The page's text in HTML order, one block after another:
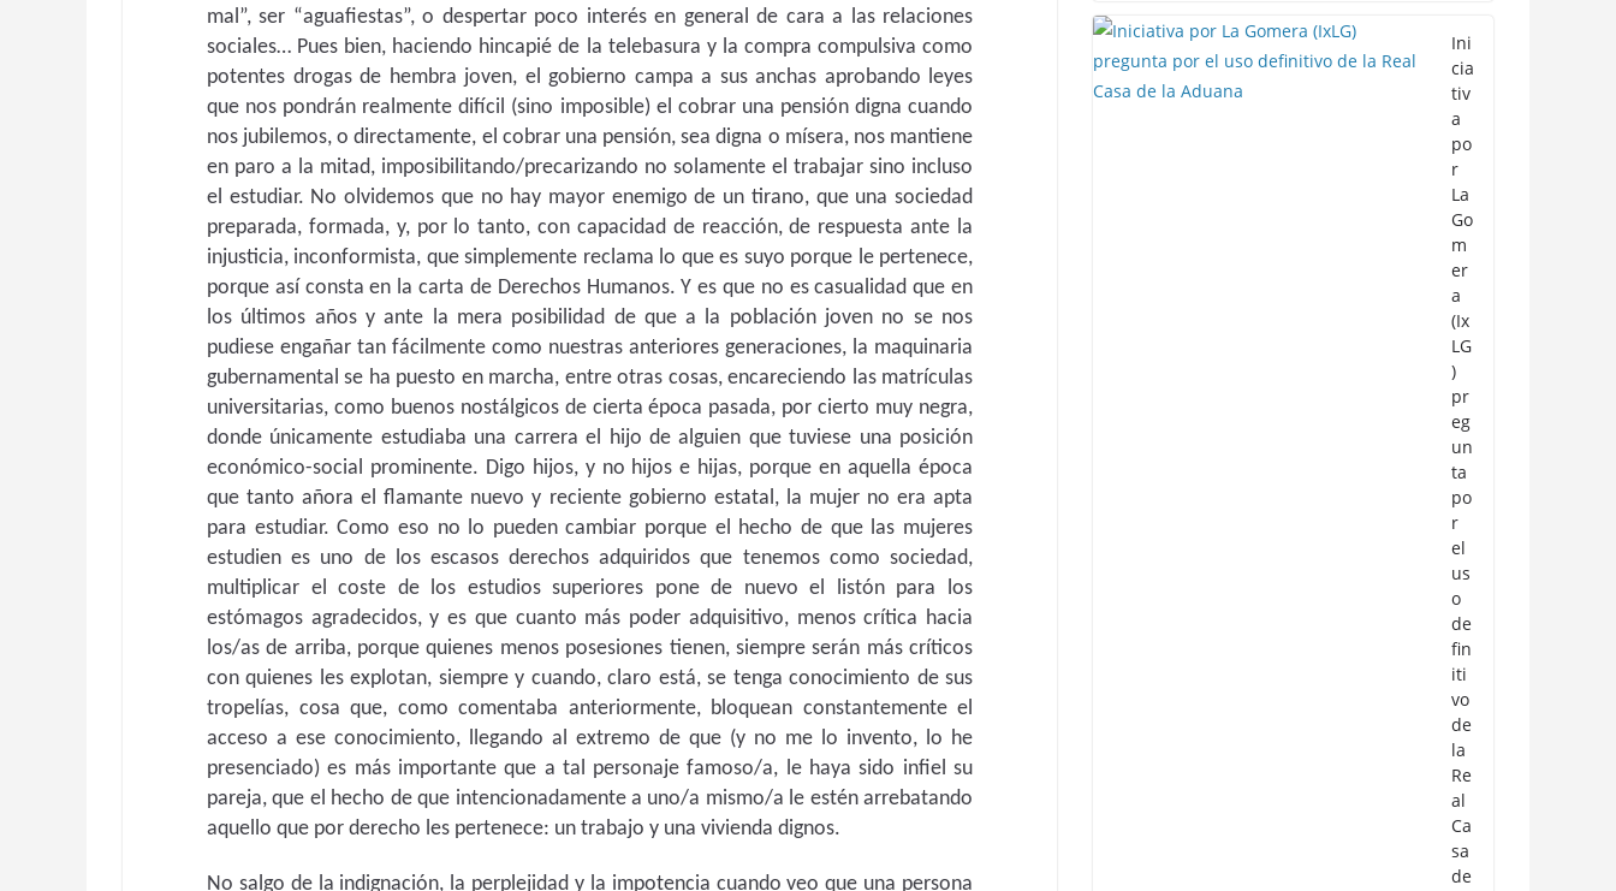
mal”, ser “aguafiestas”, o despertar poco interés en general de cara a las relaciones
sociales… Pues bien, haciendo hincapié de la telebasura y la compra compulsiva como
potentes drogas de hembra joven, el gobierno campa a sus anchas aprobando leyes
que nos pondrán realmente difícil (sino imposible) el cobrar una pensión digna cuando
nos jubilemos, o directamente, el cobrar una pensión, sea digna o mísera, nos mantiene
en paro a la mitad, imposibilitando/precarizando no solamente el trabajar sino incluso
el estudiar. No olvidemos que no hay mayor enemigo de un tirano, que una sociedad
preparada, formada, y, por lo tanto, con capacidad de reacción, de respuesta ante la
injusticia, inconformista, que simplemente reclama lo que es suyo porque le pertenece,
porque así consta en la carta de Derechos Humanos. Y es que no es casualidad que en
los últimos años y ante la mera posibilidad de que a la población joven no se nos
pudiese engañar tan fácilmente como nuestras anteriores generaciones, la maquinaria
gubernamental se ha puesto en marcha, entre otras cosas, encareciendo las matrículas
universitarias, como buenos nostálgicos de cierta época pasada, por cierto muy negra,
donde únicamente estudiaba una carrera el hijo de alguien que tuviese una posición
económico-social prominente. Digo hijos, y no hijos e hijas, porque en aquella época
que tanto añora el flamante nuevo y reciente gobierno estatal, la mujer no era apta
para estudiar. Como eso no lo pueden cambiar porque el hecho de que las mujeres
estudien es uno de los escasos derechos adquiridos que tenemos como sociedad,
multiplicar el coste de los estudios superiores pone de nuevo el listón para los
estómagos agradecidos, y es que cuanto más poder adquisitivo, menos crítica hacia
los/as de arriba, porque quienes menos posesiones tienen, siempre serán más críticos
con quienes les explotan, siempre y cuando, claro está, se tenga conocimiento de sus
tropelías, cosa que, como comentaba anteriormente, bloquean constantemente el
acceso a ese conocimiento, llegando al extremo de que (y no me lo invento, lo he
presenciado) es más importante que a tal personaje famoso/a, le haya sido infiel su
pareja, que el hecho de que intencionadamente a uno/a mismo/a le estén arrebatando
aquello que por derecho les pertenece: un trabajo y una vivienda dignos.
No salgo de la indignación, la perplejidad y la impotencia cuando veo que una persona
Ini
cia
tiv
a
po
r
La
Go
m
er
a
(Ix
LG
)
pr
eg
un
ta
po
r
el
us
o
de
fin
iti
vo
de
la
Re
al
Ca
sa
de